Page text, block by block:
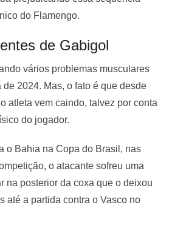
do Flamengo.
de Gabigol
vários problemas musculares
2024. Mas, o fato é que desde
atleta vem caindo, talvez por conta
do jogador.
o Bahia na Copa do Brasil, nas
o atacante sofreu uma
na posterior da coxa que o deixou
até a partida contra o Vasco no